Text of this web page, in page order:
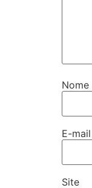
Nome
E-mail
Site